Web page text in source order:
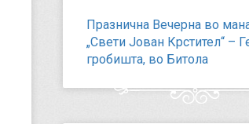
Празнична Вечерна во
„Свети Јован Крстител“ –
гробишта, во Битола